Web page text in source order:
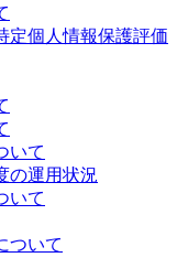
定個人情報保護評価
いて
の運用状況
いて
ついて